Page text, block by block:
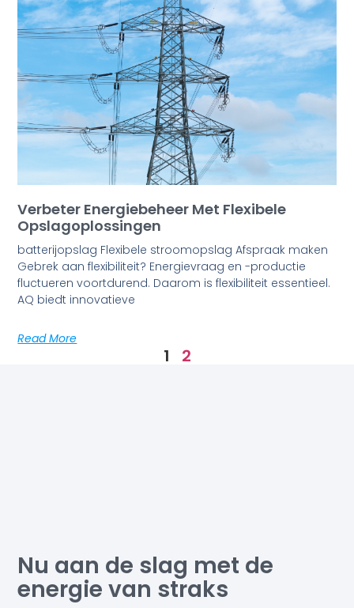
Verbeter Energiebeheer Met Flexibele
Opslagoplossingen
batterijopslag Flexibele stroomopslag Afspraak maken
Gebrek aan flexibiliteit? Energievraag en -productie
fluctueren voortdurend. Daarom is flexibiliteit essentieel.
AQ biedt innovatieve
Read More
1 2
Nu aan de slag met de
energie van straks